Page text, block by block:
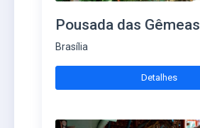
Pousada das Gêmeas
Brasília
Detalhes